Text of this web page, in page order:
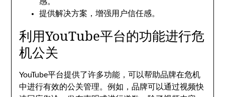
提供解决方案，增强用户信任感。
利用YouTube平台的功能进行危
机公关
YouTube平台提供了许多功能，可以帮助品牌在危机
中进行有效的公关管理。例如，品牌可以通过视频快